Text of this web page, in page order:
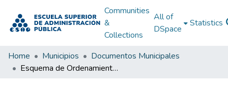
Communities
&
Collections
All of
DSpace
Statistics
Home Municipios
Documentos Municipales
Esquema de Ordenamiento Territorial Quípama Boyacá 1998 - 2000: EOT Quípama Boyacá 1998 - 2000